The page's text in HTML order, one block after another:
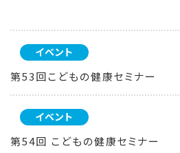
イベント
第53回こどもの健康セミナー
イベント
第54回 こどもの健康セミナー